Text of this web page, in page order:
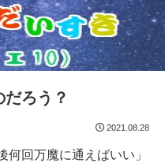
ろう？
2021.08.28
何回万魔に通えばいい」